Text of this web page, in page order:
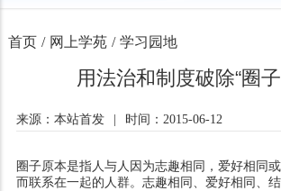
首页 / 网上学苑 / 学习园地
用法治和制度破除“圈
来源：本站首发 时间：2015-06-12
圈子原本是指人与人因为志趣相同，爱好相同
而联系在一起的人群。志趣相同、爱好相同、